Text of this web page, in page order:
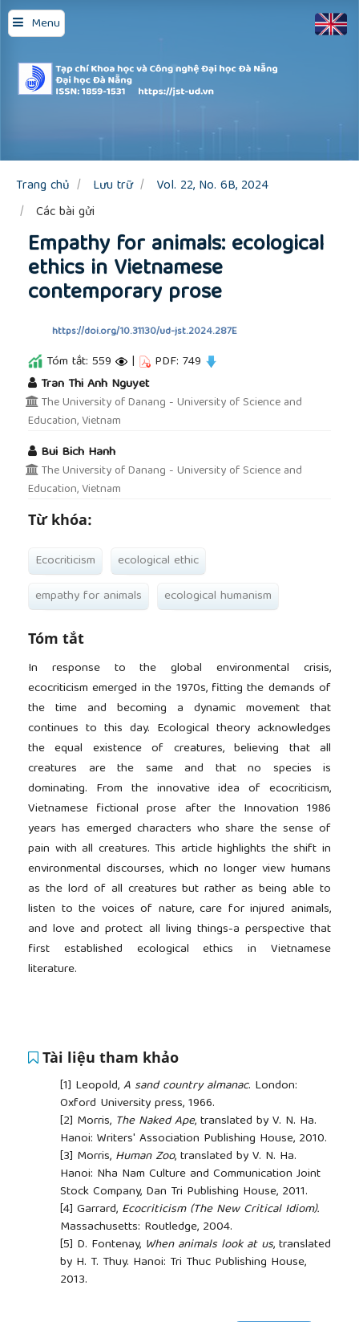
Menu
Quick
jump
to
page
content
Main
Sidebar
Trang chủ Lưu trữ
Vol. 22, No. 6B, 2024
Các bài gửi
Empathy for animals: ecological
ethics in Vietnamese
contemporary prose
https://doi.org/10.31130/ud-jst.2024.287E
Tóm tắt: 559 | PDF: 749
Tran Thi Anh Nguyet
The University of Danang - University of Science and
Education, Vietnam
Bui Bich Hanh
The University of Danang - University of Science and
Education, Vietnam
Từ khóa:
Ecocriticism
ecological ethic
empathy for animals
ecological humanism
Tóm tắt
In response to the global environmental crisis,
ecocriticism emerged in the 1970s, fitting the demands of
the time and becoming a dynamic movement that
continues to this day. Ecological theory acknowledges
the equal existence of creatures, believing that all
creatures are the same and that no species is
dominating. From the innovative idea of ecocriticism,
Vietnamese fictional prose after the Innovation 1986
years has emerged characters who share the sense of
pain with all creatures. This article highlights the shift in
environmental discourses, which no longer view humans
as the lord of all creatures but rather as being able to
listen to the voices of nature, care for injured animals,
and love and protect all living things-a perspective that
first established ecological ethics in Vietnamese
literature.
Tài liệu tham khảo
[1] Leopold,A sand country almanac. London:
Oxford University press, 1966.
[2] Morris, The Naked Ape, translated by V. N. Ha.
Hanoi: Writers' Association Publishing House, 2010.
[3] Morris, Human Zoo, translated by V. N. Ha.
Hanoi: Nha Nam Culture and Communication Joint
Stock Company, Dan Tri Publishing House, 2011.
[4] Garrard, Ecocriticism (The New Critical Idiom).
Massachusetts: Routledge, 2004.
[5] D. Fontenay, When animals look at us, translated
by H. T. Thuy. Hanoi: Tri Thuc Publishing House,
2013.